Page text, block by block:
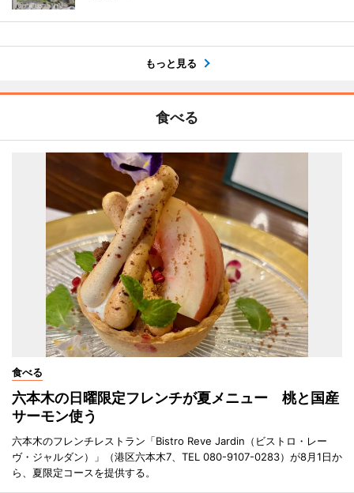
もっと見る
食べる
食べる
六本木の日曜限定フレンチが夏メニュー 桃と国産
サーモン使う
六本木のフレンチレストラン「Bistro Reve Jardin（ビストロ・レー
ヴ・ジャルダン）」（港区六本木7、TEL 080-9107-0283）が8月1日か
ら、夏限定コースを提供する。